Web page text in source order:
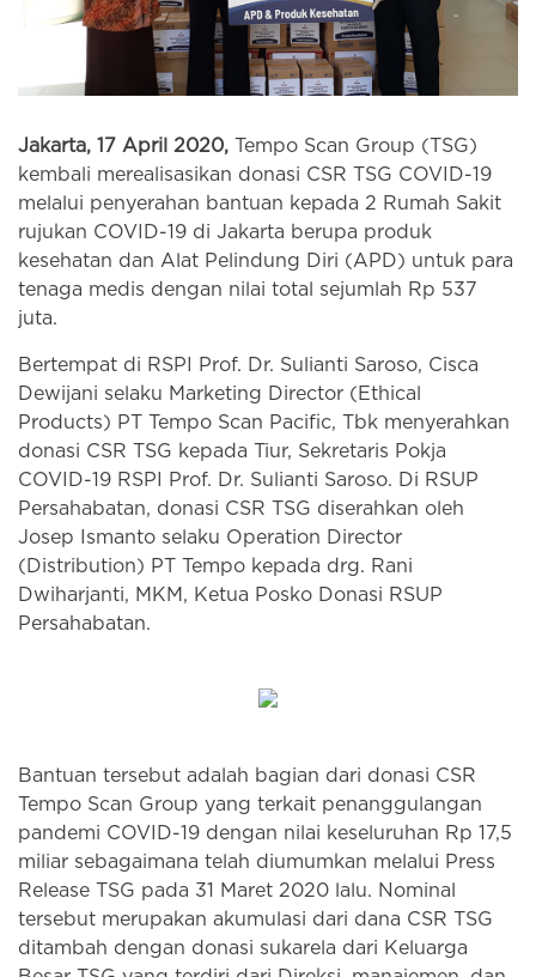
Jakarta, 17 April 2020, Tempo Scan Group (TSG)
kembali merealisasikan donasi CSR TSG COVID-19
melalui penyerahan bantuan kepada 2 Rumah Sakit
rujukan COVID-19 di Jakarta berupa produk
kesehatan dan Alat Pelindung Diri (APD) untuk para
tenaga medis dengan nilai total sejumlah Rp 537
juta.
Bertempat di RSPI Prof. Dr. Sulianti Saroso, Cisca
Dewijani selaku Marketing Director (Ethical
Products) PT Tempo Scan Pacific, Tbk menyerahkan
donasi CSR TSG kepada Tiur, Sekretaris Pokja
COVID-19 RSPI Prof. Dr. Sulianti Saroso. Di RSUP
Persahabatan, donasi CSR TSG diserahkan oleh
Josep Ismanto selaku Operation Director
(Distribution) PT Tempo kepada drg. Rani
Dwiharjanti, MKM, Ketua Posko Donasi RSUP
Persahabatan.
Bantuan tersebut adalah bagian dari donasi CSR
Tempo Scan Group yang terkait penanggulangan
pandemi COVID-19 dengan nilai keseluruhan Rp 17,5
miliar sebagaimana telah diumumkan melalui Press
Release TSG pada 31 Maret 2020 lalu. Nominal
tersebut merupakan akumulasi dari dana CSR TSG
ditambah dengan donasi sukarela dari Keluarga